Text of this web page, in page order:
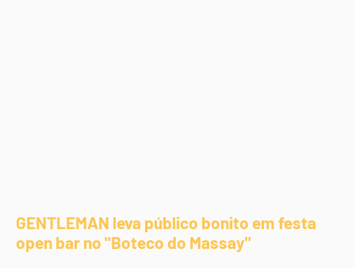
GENTLEMAN leva público bonito em festa
open bar no "Boteco do Massay"